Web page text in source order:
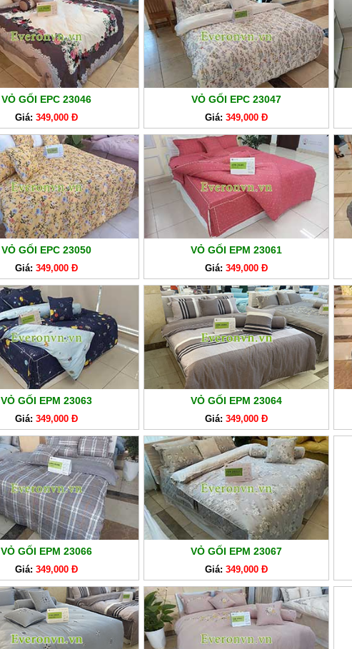
VỎ GỐI EPC 23046
Giá: 349,000 Đ
VỎ GỐI EPC 23047
Giá: 349,000 Đ
VỎ GỐI EPC 23050
Giá: 349,000 Đ
VỎ GỐI EPM 23061
Giá: 349,000 Đ
VỎ GỐI EPM 23063
Giá: 349,000 Đ
VỎ GỐI EPM 23064
Giá: 349,000 Đ
VỎ GỐI EPM 23066
Giá: 349,000 Đ
VỎ GỐI EPM 23067
Giá: 349,000 Đ